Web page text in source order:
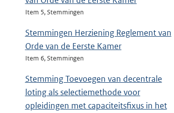
Item 5, Stemmingen
Stemmingen Herziening Reglement van
Orde van de Eerste Kamer
Item 6, Stemmingen
Stemming Toevoegen van decentrale
loting als selectiemethode voor
opleidingen met capaciteitsfixus in het